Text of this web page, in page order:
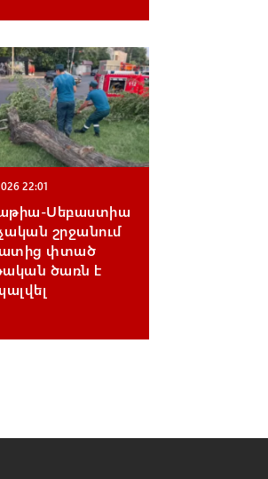
22:01
Սեբաստիա
շրջանում
փտած
ծառն է